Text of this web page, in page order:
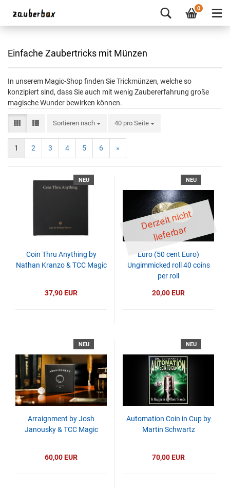
0
Einfache Zaubertricks mit Münzen
In unserem Magic-Shop finden Sie Trickmünzen, welche so
konzipiert sind, dass Sie auch mit wenig Zaubererfahrung große
magische Wunder bewirken können.
Sortieren nach 40 pro Seite
1 2 3 4 5 6 »
NEU
Coin Thru Anything by
Nathan Kranzo & TCC Magic
37,90 EUR
D
er
z
eit
ni
c
ht
li
ef
er
b
ar
NEU
Euro (50 cent Euro)
Ungimmicked roll 40 coins
per roll
20,00 EUR
NEU
Arraignment by Josh
Janousky & TCC Magic
60,00 EUR
NEU
Automation Coin in Cup by
Martin Schwartz
70,00 EUR